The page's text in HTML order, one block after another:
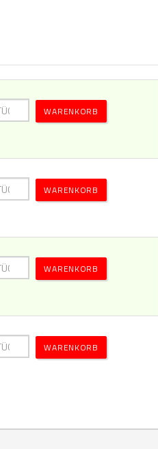
WARENKORB
WARENKORB
WARENKORB
WARENKORB